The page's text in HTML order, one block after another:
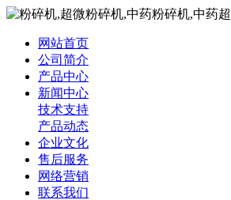
网站首页
公司简介
产品中心
新闻中心
技术支持
产品动态
企业文化
售后服务
网络营销
联系我们